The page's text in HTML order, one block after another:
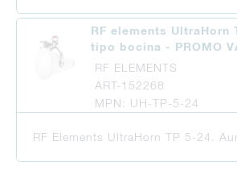
RF elements UltraHorn
tipo bocina - PROMO
RF ELEMENTS
ART-152268
MPN: UH-TP-5-24
RF Elements UltraHorn TP 5-24.